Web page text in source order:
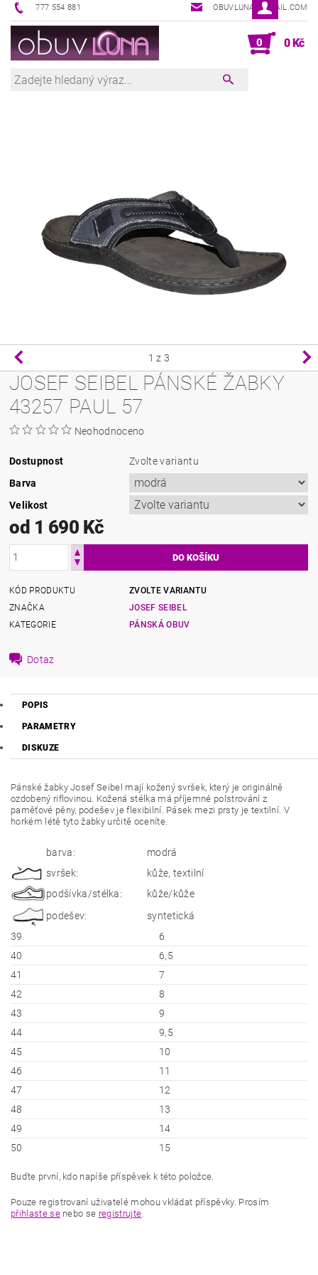
777 554 881 OBUVLUNA@GMAIL.COM
0 0 Kč
1 z 3
JOSEF SEIBEL PÁNSKÉ ŽABKY
43257 PAUL 57
Neohodnoceno
Dostupnost
Zvolte variantu
Barva
Velikost
od 1 690 Kč
KÓD PRODUKTU
ZVOLTE VARIANTU
ZNAČKA
JOSEF SEIBEL
KATEGORIE
PÁNSKÁ OBUV
Dotaz
POPIS
PARAMETRY
DISKUZE
Pánské žabky Josef Seibel mají kožený svršek, který je originálně
ozdobený riflovinou. Kožená stélka má příjemné polstrování z
paměťové pěny, podešev je flexibilní. Pásek mezi prsty je textilní. V
horkém létě tyto žabky určitě oceníte.
barva:
modrá
svršek:
kůže, textilní
podšívka/stélka:
kůže/kůže
podešev:
syntetická
39
6
40
6,5
41
7
42
8
43
9
44
9,5
45
10
46
11
47
12
48
13
49
14
50
15
Buďte první, kdo napíše příspěvek k této položce.
Pouze registrovaní uživatelé mohou vkládat příspěvky. Prosím
přihlaste senebo se registrujte.